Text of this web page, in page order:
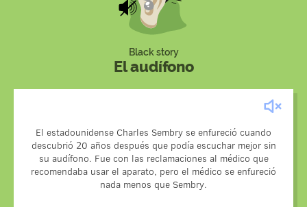
Black story
El audífono
El estadounidense Charles Sembry se enfureció cuando
descubrió 20 años después que podía escuchar mejor sin
su audífono. Fue con las reclamaciones al médico que
recomendaba usar el aparato, pero el médico se enfureció
nada menos que Sembry.
El paciente llevaba el aparato en el oído sano.